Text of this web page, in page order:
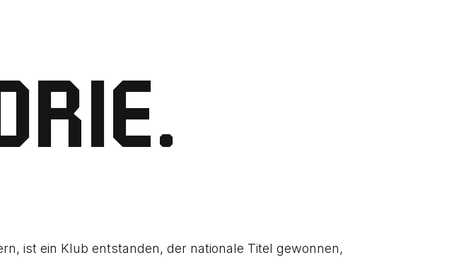
ist ein Klub entstanden, der nationale Titel gewonnen,